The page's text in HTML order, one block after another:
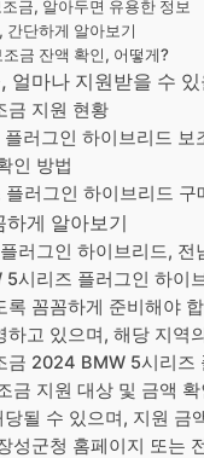
금, 알아두면 유용한 정보
간단하게 알아보기
금 잔액 확인, 어떻게?
얼마나 지원받을 수
금 지원 현황
러그인 하이브리드 보
인 방법
러그인 하이브리드 구
게 알아보기
러그인 하이브리드,
시리즈 플러그인 하이
록 꼼꼼하게 준비해야
하고 있으며, 해당 지역
금 2024 BMW 5시리즈
금 지원 대상 및 금액
될 수 있으며, 지원
성군청 홈페이지 또는